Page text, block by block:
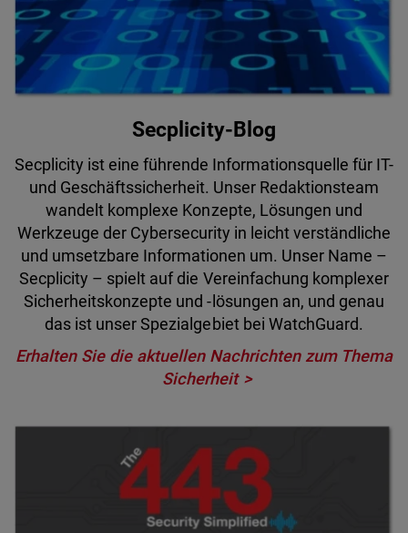
Secplicity-Blog
Secplicity ist eine führende Informationsquelle für IT-
und Geschäftssicherheit. Unser Redaktionsteam
wandelt komplexe Konzepte, Lösungen und
Werkzeuge der Cybersecurity in leicht verständliche
und umsetzbare Informationen um. Unser Name –
Secplicity – spielt auf die Vereinfachung komplexer
Sicherheitskonzepte und -lösungen an, und genau
das ist unser Spezialgebiet bei WatchGuard.
Erhalten Sie die aktuellen Nachrichten zum Thema
Sicherheit